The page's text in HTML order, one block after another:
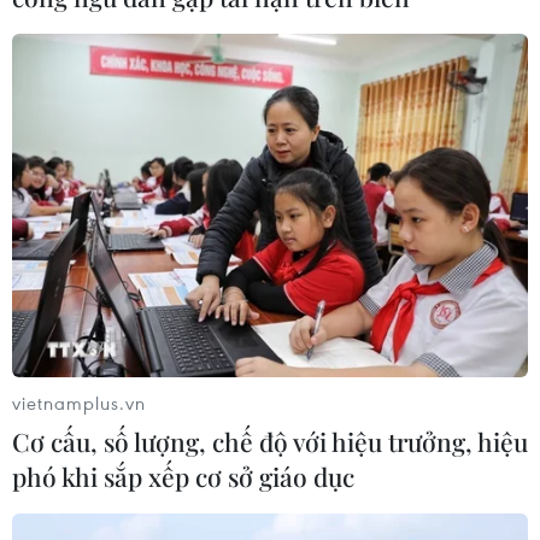
vietnamplus.vn
Cơ cấu, số lượng, chế độ với hiệu trưởng, hiệu
phó khi sắp xếp cơ sở giáo dục